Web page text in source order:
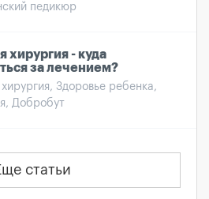
педикюр
хирургия - куда
за лечением?
Здоровье ребенка,
Добробут
статьи